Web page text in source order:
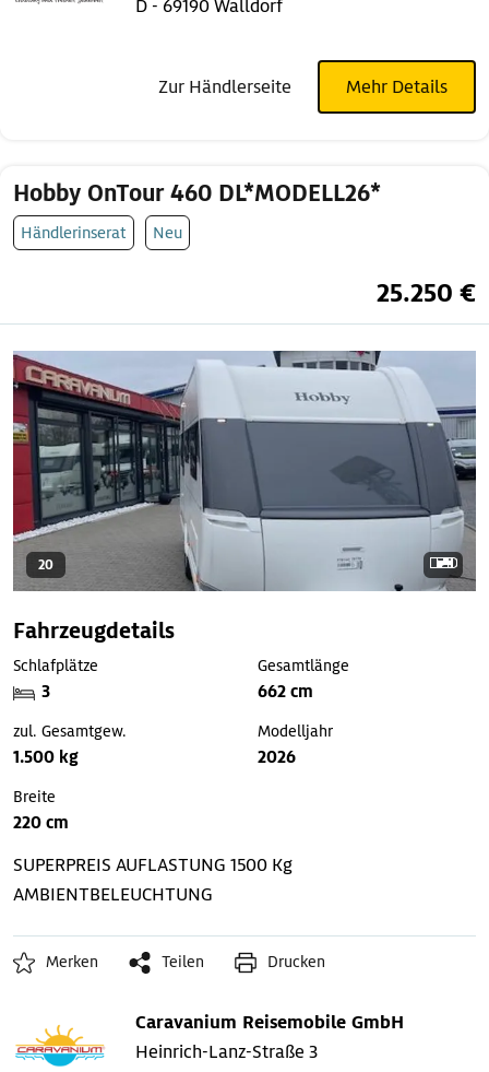
D - 69190 Walldorf
Zur Händlerseite Mehr Details
Hobby OnTour 460 DL*MODELL26*
Händlerinserat Neu
25.250 €
20
Fahrzeugdetails
Schlafplätze
3
Gesamtlänge
662 cm
zul. Gesamtgew.
1.500 kg
Modelljahr
2026
Breite
220 cm
SUPERPREIS AUFLASTUNG 1500 Kg
AMBIENTBELEUCHTUNG
Merken Teilen Drucken
Caravanium Reisemobile GmbH
Heinrich-Lanz-Straße 3